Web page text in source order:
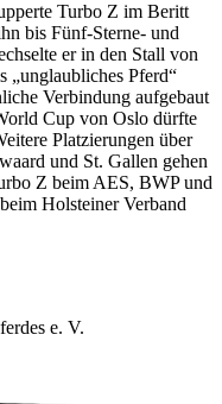
Turbo Z im Beritt
bis Fünf-Sterne- und
er in den Stall von
„unglaubliches Pferd“
Verbindung aufgebaut
Cup von Oslo dürfte
Platzierungen über
und St. Gallen gehen
Z beim AES, BWP und
Holsteiner Verband
e. V.